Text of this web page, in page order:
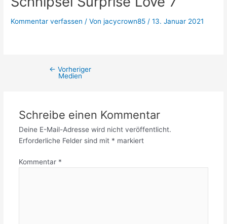
Kommentar verfassen / Vonjacycrown85 /13. Januar 2021
← Vorheriger
Medien
Schreibe einen Kommentar
Deine E-Mail-Adresse wird nicht veröffentlicht.
Erforderliche Felder sind mit * markiert
Kommentar *